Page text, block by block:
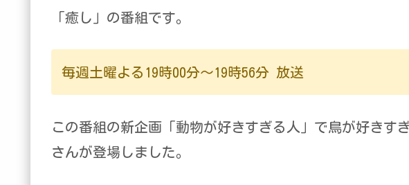
「癒し」の番組です。
毎週土曜よる19時00分～19時56分 放送
この番組の新企画「動物が好きすぎる人」で鳥が好きす
さんが登場しました。